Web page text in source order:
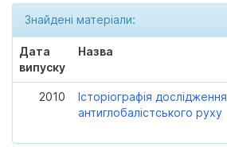
Знайдені матеріали:
Дата
випуску
Назва
2010
Історіографія дослідження
антиглобалістського руху